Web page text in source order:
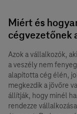
Miért és
cégvezetőnek
Azok a vállalkozók,
a veszély nem
alapította cég élén,
megkezdik a jövőre
állítják, hogy minél
rendezze